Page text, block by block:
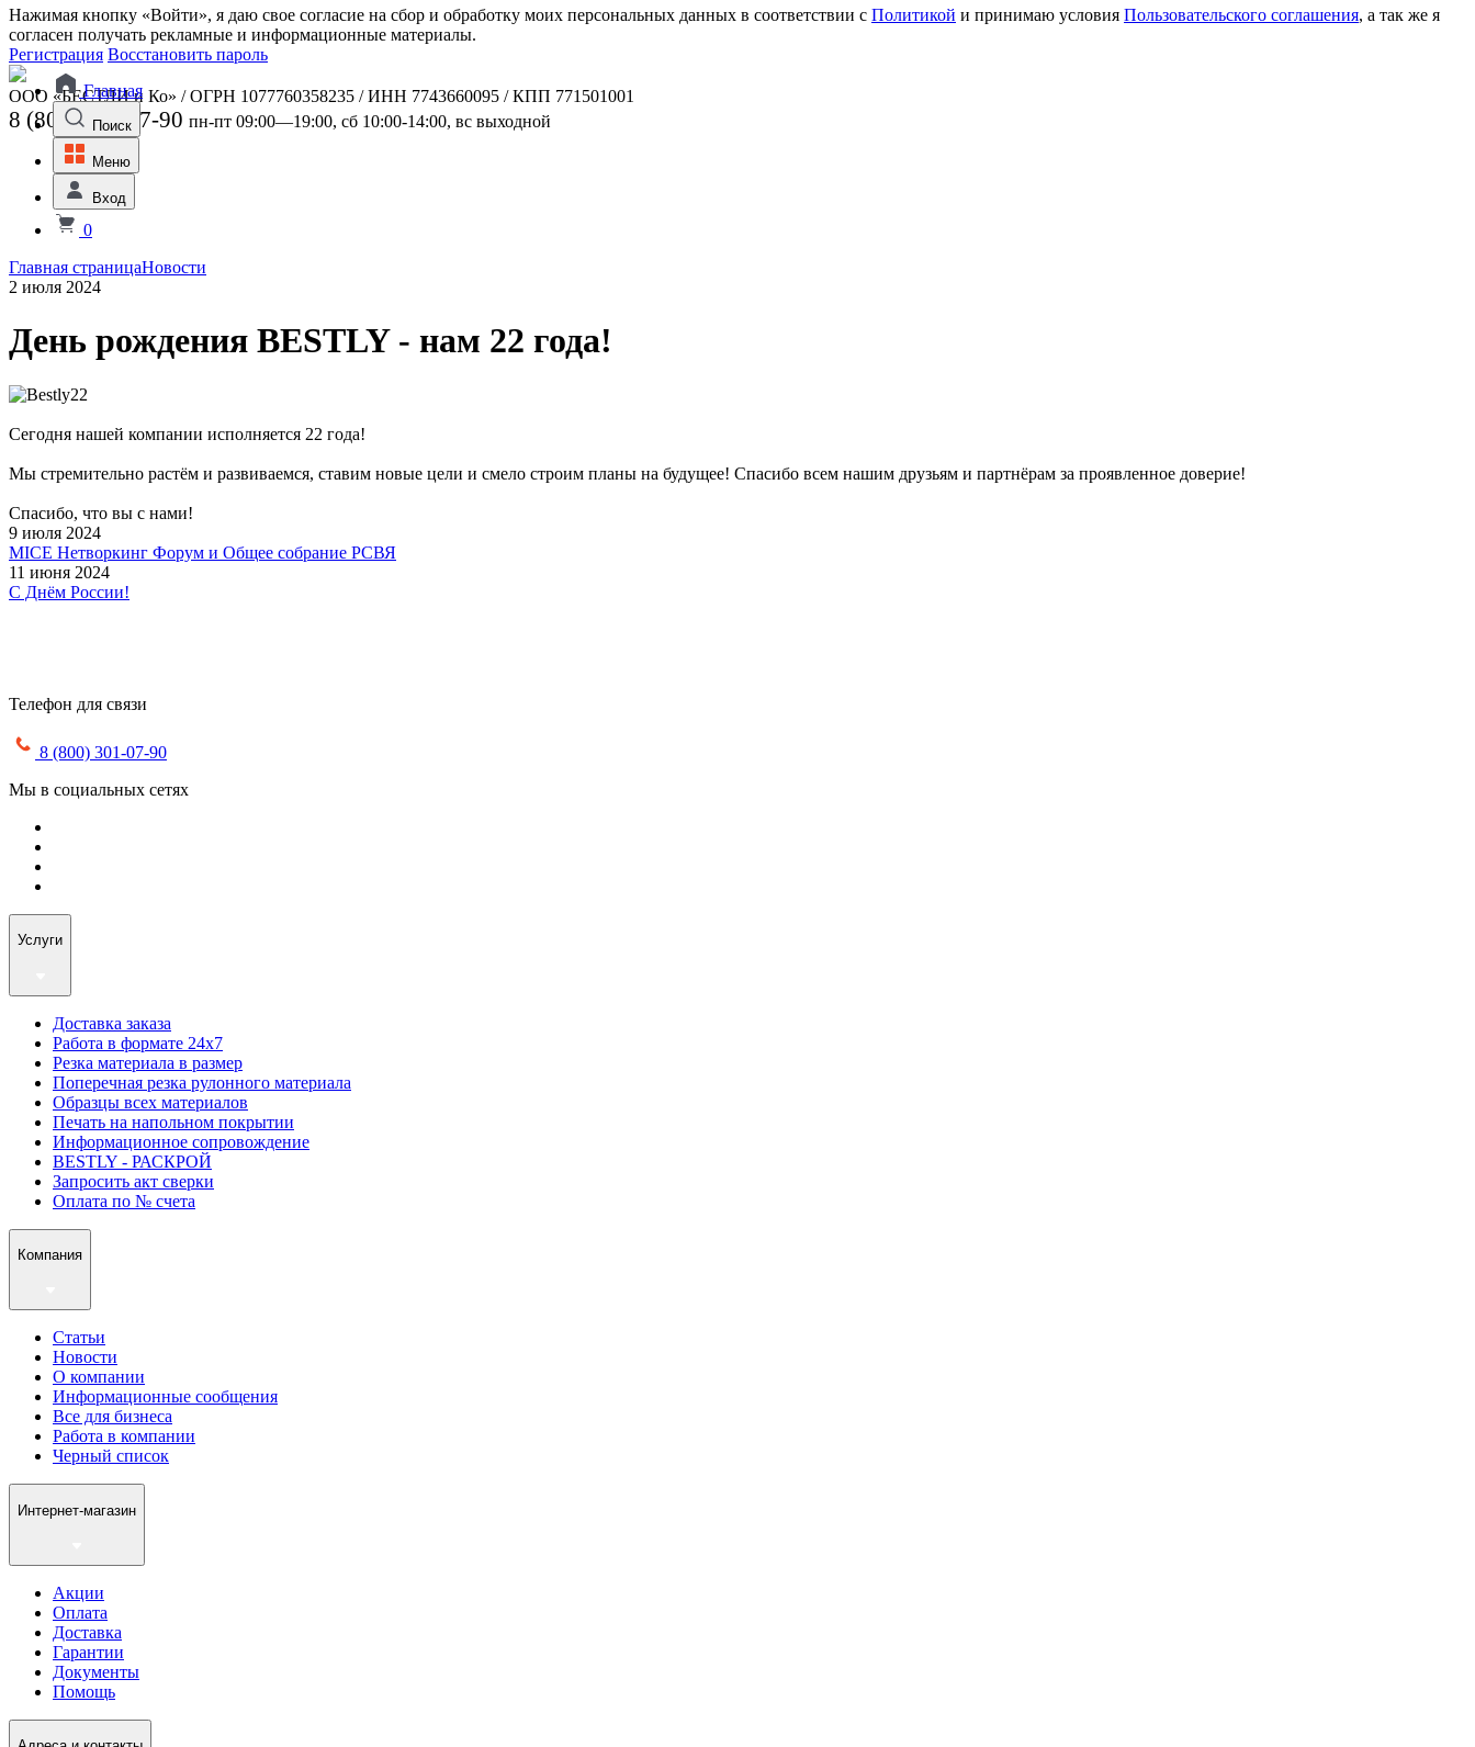
Нажимая кнопку «Войти», я даю свое согласие на сбор и обработку моих персональных данных в соответствии с Политикой и принимаю условия Пользовательского соглашения, а так же я
согласен получать рекламные и информационные материалы.
Регистрация Восстановить пароль
ООО «БЕСТЛИ и Ко» / ОГРН 1077760358235 / ИНН 7743660095 / КПП 771501001
8 (800) 301-07-90 пн-пт 09:00—19:00, сб 10:00-14:00, вс выходной
Главная
Поиск
Меню
Вход
0
Главная страницаНовости
2 июля 2024
День рождения BESTLY - нам 22 года!
Сегодня нашей компании исполняется 22 года!
Мы стремительно растём и развиваемся, ставим новые цели и смело строим планы на будущее! Спасибо всем нашим друзьям и партнёрам за проявленное доверие!
Спасибо, что вы с нами!
9 июля 2024
MICE Нетворкинг Форум и Общее собрание РСВЯ
11 июня 2024
С Днём России!
Телефон для связи
8 (800) 301-07-90
Мы в социальных сетях
Услуги
Доставка заказа
Работа в формате 24х7
Резка материала в размер
Поперечная резка рулонного материала
Образцы всех материалов
Печать на напольном покрытии
Информационное сопровождение
BESTLY - РАСКРОЙ
Запросить акт сверки
Оплата по № счета
Компания
Статьи
Новости
О компании
Информационные сообщения
Все для бизнеса
Работа в компании
Черный список
Интернет-магазин
Акции
Оплата
Доставка
Гарантии
Документы
Помощь